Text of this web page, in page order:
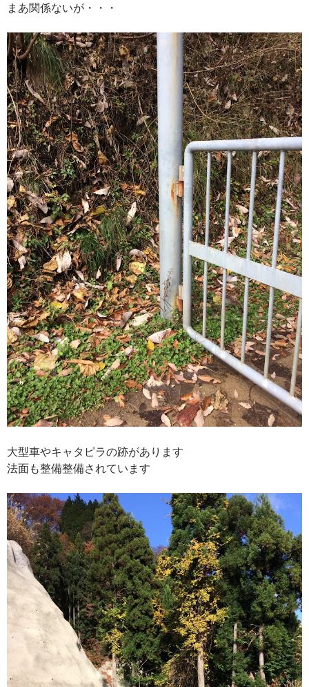
まあ関係ないが・・・
大型車やキャタピラの跡があります
法面も整備整備されています